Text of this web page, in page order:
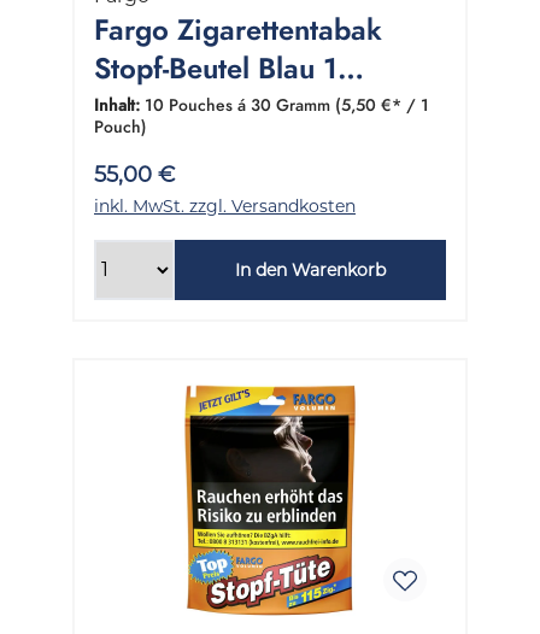
Fargo Zigarettentabak
Stopf-Beutel Blau 1
Gebinde 10x30 Gramm
Inhalt: 10 Pouches á 30 Gramm (5,50 €* / 1
Pouch)
55,00 €
inkl. MwSt. zzgl. Versandkosten
In den Warenkorb